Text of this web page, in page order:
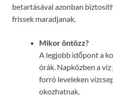
betartásával azonban
frissek maradjanak.
Mikor öntözz?
A legjobb időpont a
órák. Napközben a
forró leveleken
okozhatnak.